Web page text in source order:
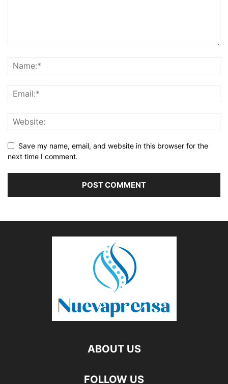
Save my name, email, and website in this browser for the
next time I comment.
ABOUT US
FOLLOW US